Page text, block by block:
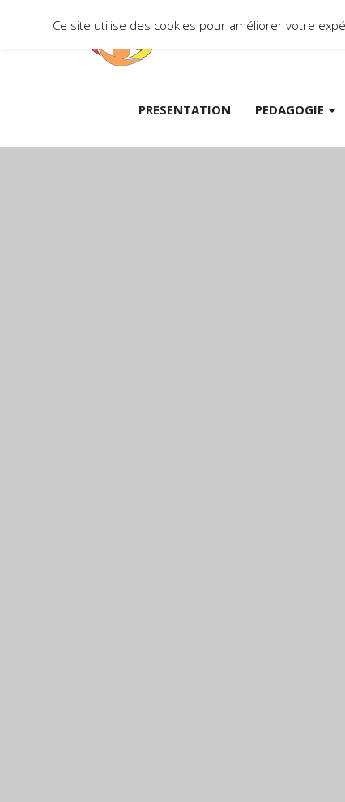
PRESENTATION PEDAGOGIE
Ce site utilise des cookies pour améliorer votre